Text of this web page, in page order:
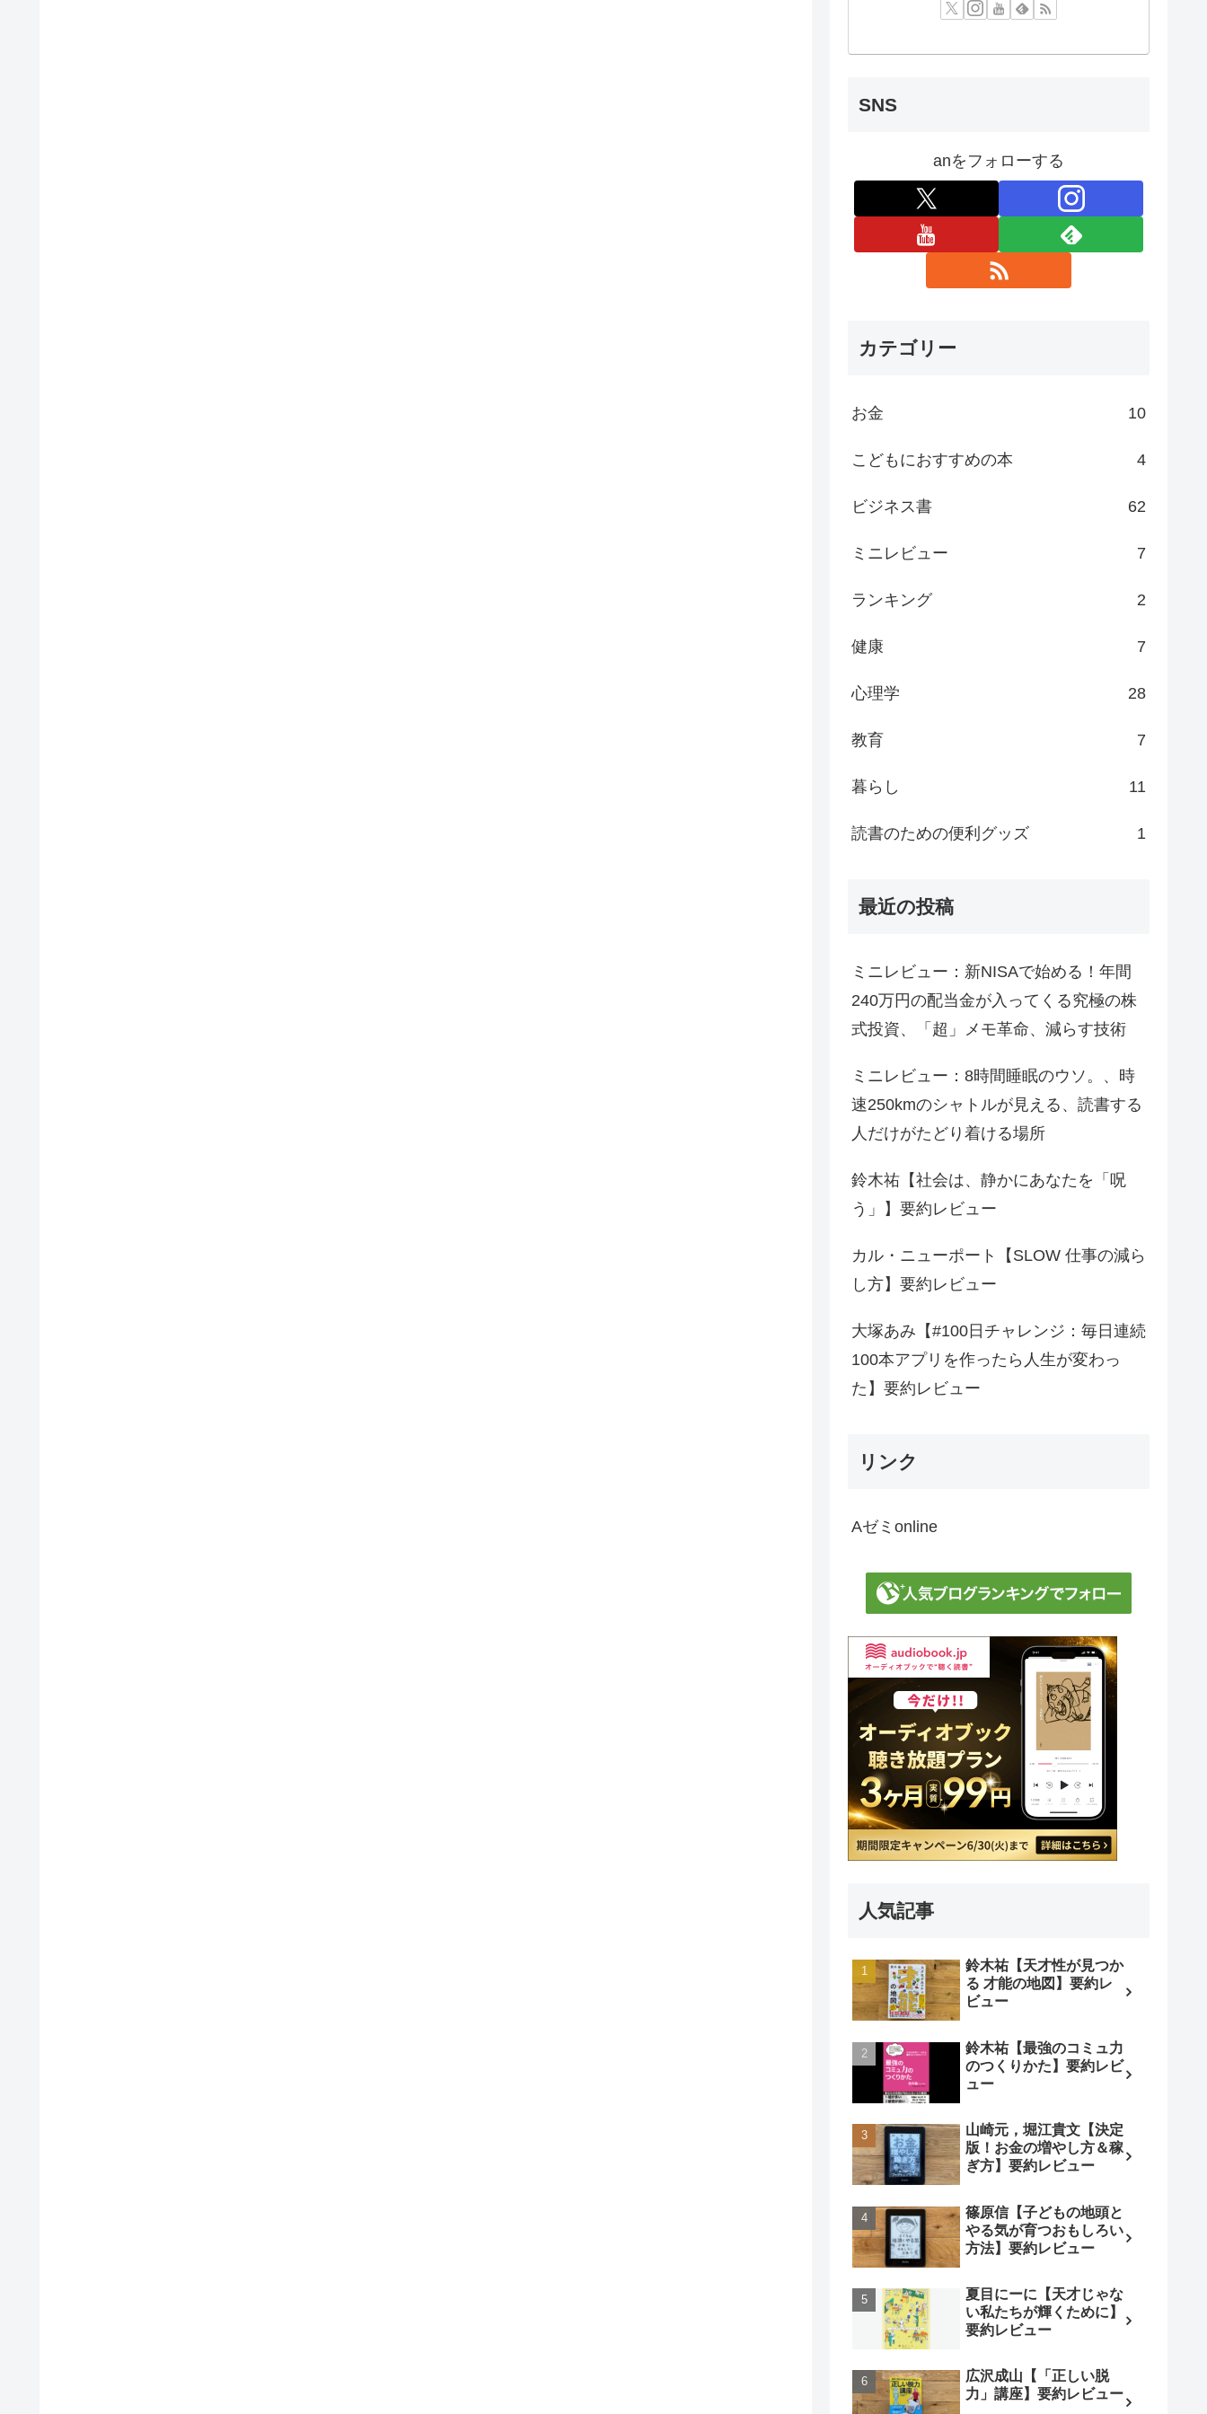
SNS
anをフォローする
カテゴリー
お金 10
こどもにおすすめの本 4
ビジネス書 62
ミニレビュー 7
ランキング 2
健康 7
心理学 28
教育 7
暮らし 11
読書のための便利グッズ 1
最近の投稿
ミニレビュー：新NISAで始める！年間
240万円の配当金が入ってくる究極の株
式投資、「超」メモ革命、減らす技術
ミニレビュー：8時間睡眠のウソ。、時
速250kmのシャトルが見える、読書する
人だけがたどり着ける場所
鈴木祐【社会は、静かにあなたを「呪
う」】要約レビュー
カル・ニューポート【SLOW 仕事の減ら
し方】要約レビュー
大塚あみ【#100日チャレンジ：毎日連続
100本アプリを作ったら人生が変わっ
た】要約レビュー
リンク
Aゼミonline
人気記事
鈴木祐【天才性が見つか
る 才能の地図】要約レ
ビュー
鈴木祐【最強のコミュ力
のつくりかた】要約レビ
ュー
山崎元，堀江貴文【決定
版！お金の増やし方＆稼
ぎ方】要約レビュー
篠原信【子どもの地頭と
やる気が育つおもしろい
方法】要約レビュー
夏目にーに【天才じゃな
い私たちが輝くために】
要約レビュー
広沢成山【「正しい脱
力」講座】要約レビュー